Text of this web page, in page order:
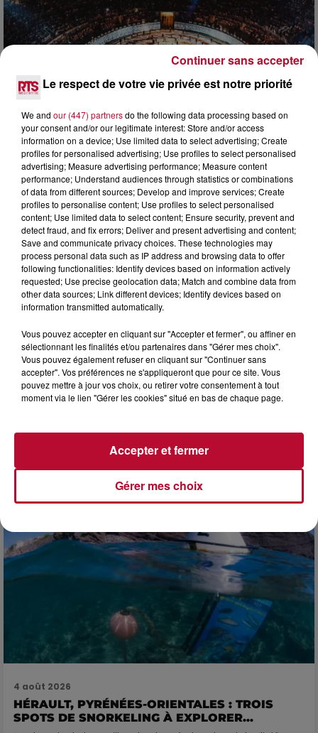
6 août 2026
NÎMES : « LE RÊVE DU GLADIATEUR » INVESTIT
LES ARÈNES CES 3...
Après un franc succès l'été dernier, le spectacle « Le Rêve
du gladiateur » revient illuminer l'amphithéâtre romain les 6,
7 et 8 août. Une fresque nocturne...
4 août 2026
FÊTE DE LA POLYNÉSIE À VILLEVEYRAC
4 août 2026
HÉRAULT, PYRÉNÉES-ORIENTALES : TROIS
SPOTS DE SNORKELING À EXPLORER...
Le respect de votre vie privée est notre priorité
We and our (447) partnersdo the following data processing based on
your consent and/or our legitimate interest: Store and/or access
information on a device; Use limited data to select advertising; Create
profiles for personalised advertising; Use profiles to select personalised
advertising; Measure advertising performance; Measure content
performance; Understand audiences through statistics or combinations
of data from different sources; Develop and improve services; Create
profiles to personalise content; Use profiles to select personalised
content; Use limited data to select content; Ensure security, prevent and
detect fraud, and fix errors; Deliver and present advertising and content;
Save and communicate privacy choices. These technologies may
process personal data such as IP address and browsing data to offer
following functionalities: Identify devices based on information actively
requested; Use precise geolocation data; Match and combine data from
other data sources; Link different devices; Identify devices based on
information transmitted automatically.
Vous pouvez accepter en cliquant sur "Accepter et fermer", ou affiner en
sélectionnant les finalités et/ou partenaires dans "Gérer mes choix".
Vous pouvez également refuser en cliquant sur "Continuer sans
accepter". Vos préférences ne s'appliqueront que pour ce site. Vous
pouvez mettre à jour vos choix, ou retirer votre consentement à tout
moment via le lien "Gérer les cookies" situé en bas de chaque page.
Gérer mes choix
Accepter et fermer
Continuer sans accepter